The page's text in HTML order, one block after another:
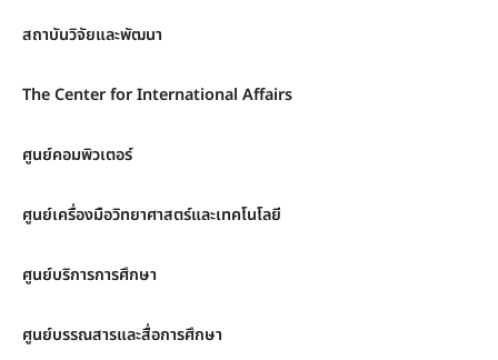
สถาบันวิจัยและพัฒนา
The Center for International Affairs
ศูนย์คอมพิวเตอร์
ศูนย์เครื่องมือวิทยาศาสตร์และเทคโนโลยี
ศูนย์บริการการศึกษา
ศูนย์บรรณสารและสื่อการศึกษา